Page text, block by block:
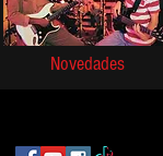
Novedades